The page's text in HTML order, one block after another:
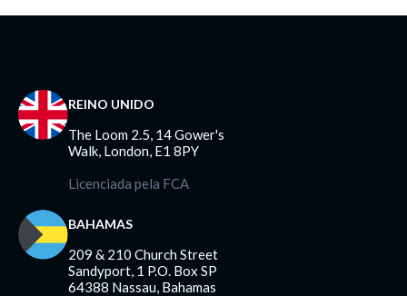
REINO UNIDO
The Loom 2.5, 14 Gower's
Walk, London, E1 8PY
Licenciada pela FCA
BAHAMAS
209 & 210 Church Street
Sandyport, 1 P.O. Box SP
64388 Nassau, Bahamas